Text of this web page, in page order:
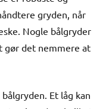
gryden, når
Nogle bålgryder
gør det nemmere at
Et låg kan